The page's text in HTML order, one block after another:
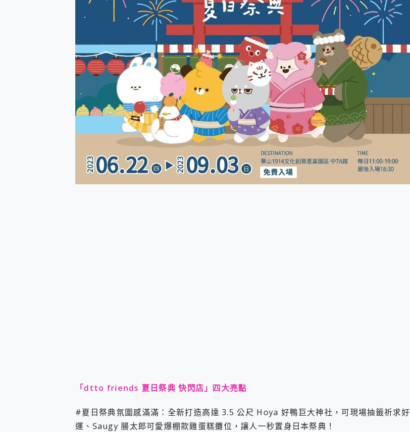
「dtto friends 夏日祭典 快閃店」四大亮點
#夏日祭典氛圍感滿滿：全新打造高達 3.5 公尺 Hoya 好鴨巨大神社，可現場抽籤祈求好
運、Saugy 腸太郎可愛爆棚款雞蛋糕攤位，讓人一秒置身日本祭典！